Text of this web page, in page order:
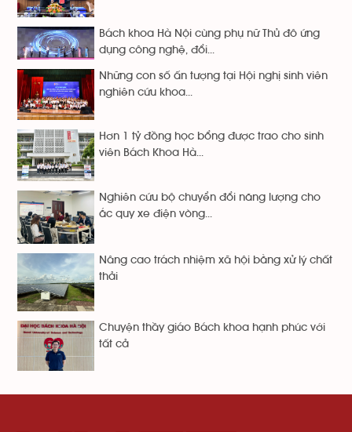
Bách khoa Hà Nội cùng phụ nữ Thủ đô ứng
dụng công nghệ, đổi...
Những con số ấn tượng tại Hội nghị sinh viên
nghiên cứu khoa...
Hơn 1 tỷ đồng học bổng được trao cho sinh
viên Bách Khoa Hà...
Nghiên cứu bộ chuyển đổi năng lượng cho
ắc quy xe điện vòng...
Nâng cao trách nhiệm xã hội bằng xử lý chất
thải
Chuyện thầy giáo Bách khoa hạnh phúc với
tất cả